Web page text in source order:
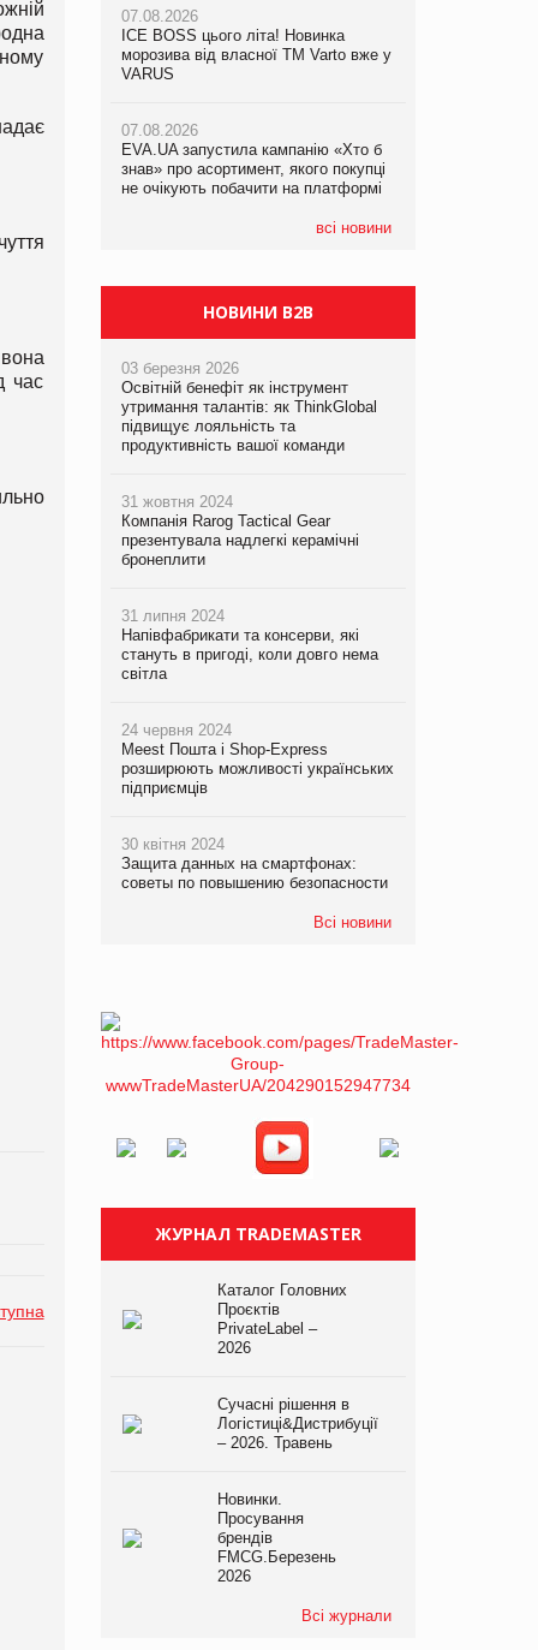
час
07.08.2026
ICE BOSS цього літа! Новинка
морозива від власної ТМ Varto вже у
VARUS
07.08.2026
EVA.UA запустила кампанію «Хто б
знав» про асортимент, якого покупці
не очікують побачити на платформі
всі новини
07.08.2026
ICE BOSS цього літа! Новинка
морозива від власної ТМ Varto вже у
VARUS
07.08.2026
EVA.UA запустила кампанію «Хто б
знав» про асортимент, якого покупці
не очікують побачити на платформі
07.08.2026
Франція заборонила рекламні дзвінки
НОВИНИ B2B
03 березня 2026
Освітній бенефіт як інструмент
утримання талантів: як ThinkGlobal
підвищує лояльність та
продуктивність вашої команди
31 жовтня 2024
Компанія Rarog Tactical Gear
презентувала надлегкі керамічні
бронеплити
31 липня 2024
Напівфабрикати та консерви, які
стануть в пригоді, коли довго нема
світла
24 червня 2024
Meest Пошта і Shop-Express
розширюють можливості українських
підприємців
30 квітня 2024
Защита данных на смартфонах:
советы по повышению безопасности
Всі новини
ЖУРНАЛ TRADEMASTER
Каталог Головних
Проєктів
PrivateLabel –
2026
Сучасні рішення в
Логістиці&Дистрибуції
– 2026. Травень
Новинки.
Просування
брендів
FMCG.Березень
2026
Всі журнали